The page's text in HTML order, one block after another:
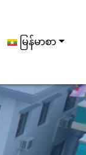
မြန်မာစာ